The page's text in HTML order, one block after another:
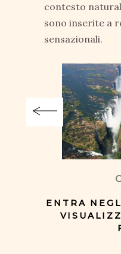
contesto
sono inserite a
sensazionali.
ENTRA